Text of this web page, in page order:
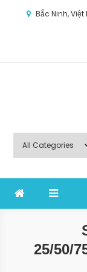
Bắc Ninh, Việt
Thế Giới
25/50/